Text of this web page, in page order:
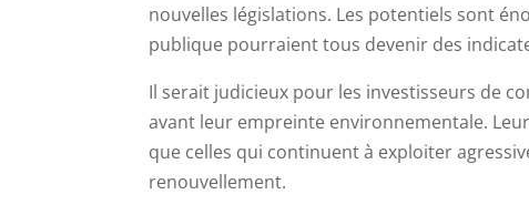
nouvelles législations. Les potentiels sont
publique pourraient tous devenir des
Il serait judicieux pour les investisseurs de
avant leur empreinte environnementale.
que celles qui continuent à exploiter
renouvellement.